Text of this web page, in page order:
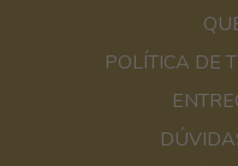
POLÍTICA DE